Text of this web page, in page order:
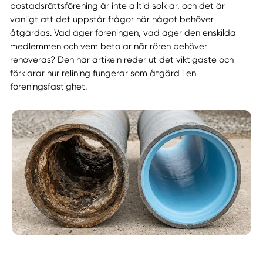
bostadsrättsförening är inte alltid solklar, och det är
vanligt att det uppstår frågor när något behöver
åtgärdas. Vad äger föreningen, vad äger den enskilda
medlemmen och vem betalar när rören behöver
renoveras? Den här artikeln reder ut det viktigaste och
förklarar hur relining fungerar som åtgärd i en
föreningsfastighet.